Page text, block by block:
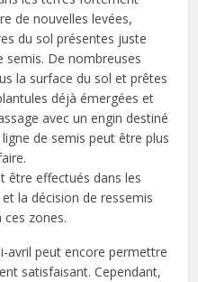
de nouvelles levées,
du sol présentes juste
semis. De nombreuses
la surface du sol et prêtes
déjà émergées et
avec un engin destiné
de semis peut être plus
être effectués dans les
la décision de ressemis
zones.
avril peut encore permettre
satisfaisant. Cependant,